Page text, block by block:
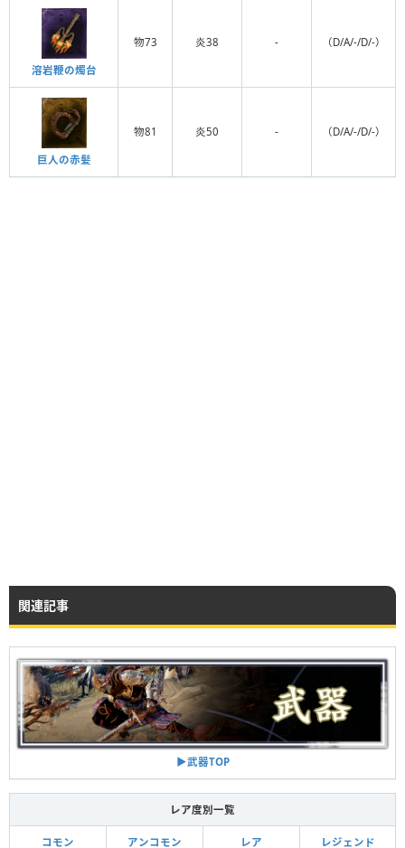
溶岩鞭の燭台
物73 炎38 - （D/A/-/D/-）
巨人の赤髪
物81 炎50 - （D/A/-/D/-）
関連記事
▶︎武器TOP
レア度別一覧
コモン アンコモン レア レジェンド